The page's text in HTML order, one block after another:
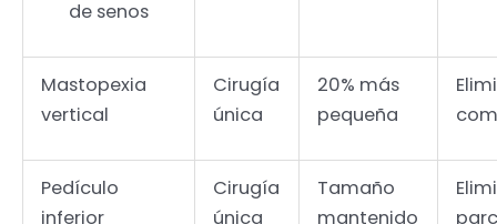
de senos
Mastopexia
vertical
Cirugía
única
20% más
pequeña
Pedículo
inferior
Cirugía
única
Tamaño
mantenido